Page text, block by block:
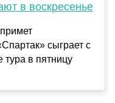
в воскресенье
сыграет с
тура в пятницу